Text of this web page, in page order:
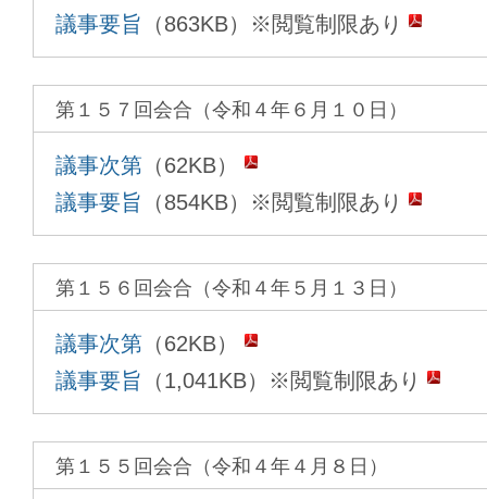
議事要旨 （863KB）※閲覧制限あり
第１５７回会合（令和４年６月１０日）
議事次第 （62KB）
議事要旨 （854KB）※閲覧制限あり
第１５６回会合（令和４年５月１３日）
議事次第 （62KB）
議事要旨 （1,041KB）※閲覧制限あり
第１５５回会合（令和４年４月８日）